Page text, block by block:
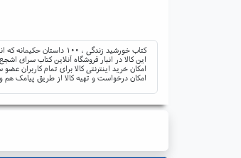
کتاب خورشید زندگی ، ۱۰۰ داستان حکیمانه که انسان را هر روز کمی خوشبخت تر می کند. ؛ ناشر: نگاه ؛ نوشته: نوربرت لش لاینتر ؛ مترجم: مهشید میرمعزی
این کالا در انبار فروشگاه آنلاین کتاب سرای
امکان خرید اینترنتی کالا برای تمام
امکان درخواست و تهیه کالا از طریق پیامک